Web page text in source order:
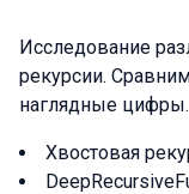
Исследование
рекурсии.
наглядные цифры.
Хвостовая